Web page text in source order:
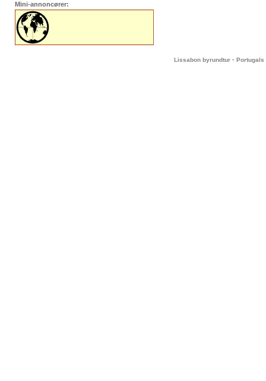
Mini-annoncører:
Lissabon byrundtur - Portugals